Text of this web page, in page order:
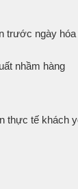
trước ngày
nhầm hàng
thực tế khách